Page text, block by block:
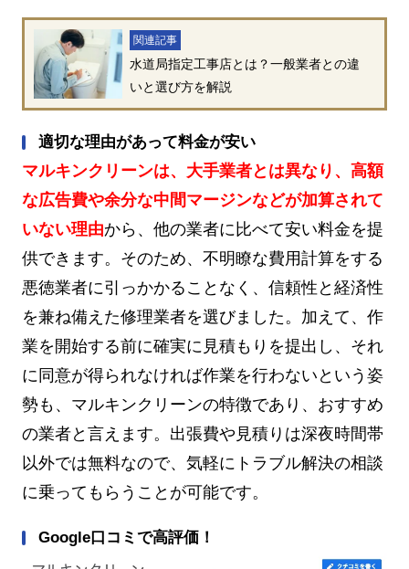
関連記事
水道局指定工事店とは？一般業者との違
いと選び方を解説
適切な理由があって料金が安い
マルキンクリーンは、大手業者とは異なり、高額
な広告費や余分な中間マージンなどが加算されて
いない理由から、他の業者に比べて安い料金を提
供できます。そのため、不明瞭な費用計算をする
悪徳業者に引っかかることなく、信頼性と経済性
を兼ね備えた修理業者を選びました。加えて、作
業を開始する前に確実に見積もりを提出し、それ
に同意が得られなければ作業を行わないという姿
勢も、マルキンクリーンの特徴であり、おすすめ
の業者と言えます。出張費や見積りは深夜時間帯
以外では無料なので、気軽にトラブル解決の相談
に乗ってもらうことが可能です。
Google口コミで高評価！